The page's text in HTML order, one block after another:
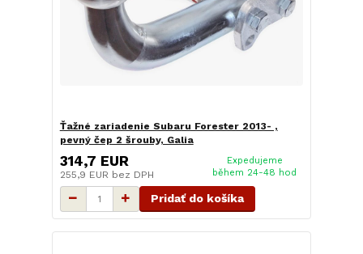
Ťažné zariadenie Subaru Forester 2013- ,
pevný čep 2 šrouby, Galia
314,7 EUR
255,9 EUR bez DPH
Expedujeme
během 24-48 hod
Pridať do košíka